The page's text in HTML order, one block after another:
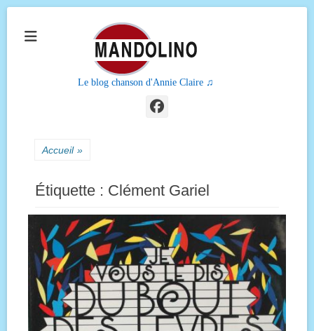
Le blog chanson d'Annie Claire ♫
Facebook
Accueil »
Étiquette : Clément Gariel